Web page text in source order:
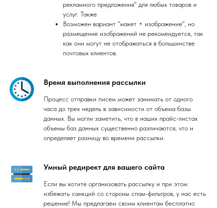
рекламного предложения" для любых товаров и
услуг. Также
Возможен вариант "макет + изображение", но
размещение изображений не рекомендуется, так
как они могут не отображаться в большинстве
почтовых клиентов.
Время выполнения рассылки
Процесс отправки писем может занимать от одного
часа до трех недель в зависимости от объема базы
данных. Вы могли заметить, что в наших прайс-листах
объемы баз данных существенно различаются, что и
определяет разницу во времени рассылки.
Умный редирект для вашего сайта
Если вы хотите организовать рассылку и при этом
избежать санкций со стороны спам-фильтров, у нас есть
решение! Мы предлагаем своим клиентам бесплатно